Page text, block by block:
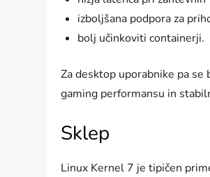
izboljšana podpora za
bolj učinkoviti containerji.
Za desktop uporabnike pa
gaming performansu in
Sklep
Linux Kernel 7 je tipičen